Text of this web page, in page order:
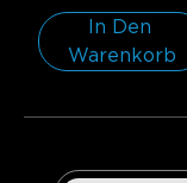
In Den
Warenkorb